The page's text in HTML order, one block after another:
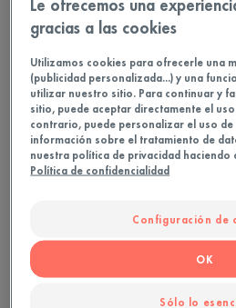
requiere una atención y un
largo plazo, ya que es
barrera cutánea.
Le ofrecemos una
gracias a las cookies
Utilizamos cookies para ofrecerle una
(publicidad personalizada...) y una
utilizar nuestro sitio. Para continuar y
sitio, puede aceptar directamente el
contrario, puede personalizar el uso
información sobre el tratamiento de
nuestra política de privacidad haciendo
Política de confidencialidad
Configuración de
Sólo lo
OK